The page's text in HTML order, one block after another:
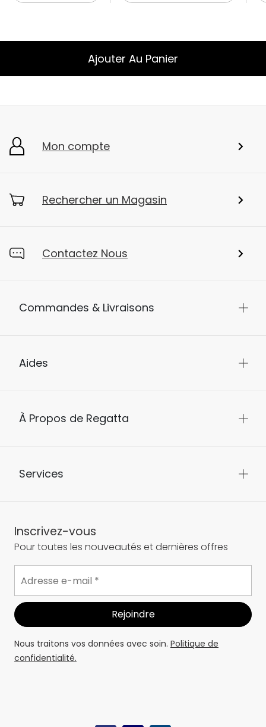
Ajouter Au Panier
Mon compte
Rechercher un Magasin
Contactez Nous
Commandes & Livraisons
Aides
À Propos de Regatta
Services
Inscrivez-vous
Pour toutes les nouveautés et dernières offres
Nous traitons vos données avec soin. Politique de
confidentialité.